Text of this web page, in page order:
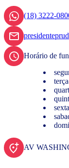
(18) 3222-
Horário de
AV